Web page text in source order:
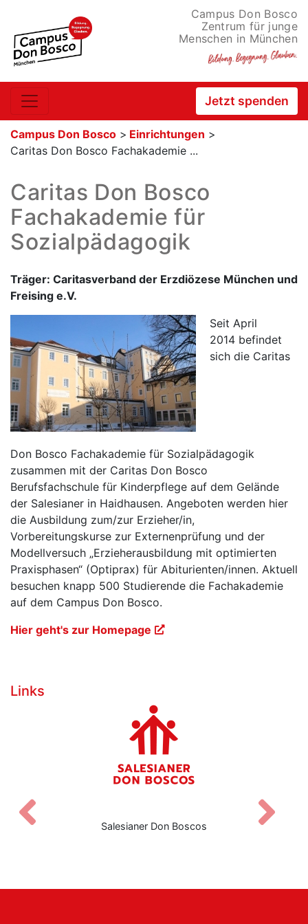
Campus Don Bosco
Zentrum für junge
Menschen in München
Jetzt spenden
Campus Don Bosco > Einrichtungen >
Caritas Don Bosco Fachakademie ...
Caritas Don Bosco
Fachakademie für
Sozialpädagogik
Träger: Caritasverband der Erzdiözese München und
Freising e.V.
Seit April
2014 befindet
sich die Caritas
Don Bosco Fachakademie für Sozialpädagogik
zusammen mit der Caritas Don Bosco
Berufsfachschule für Kinderpflege auf dem Gelände
der Salesianer in Haidhausen. Angeboten werden hier
die Ausbildung zum/zur Erzieher/in,
Vorbereitungskurse zur Externenprüfung und der
Modellversuch „Erzieherausbildung mit optimierten
Praxisphasen“ (Optiprax) für Abiturienten/innen. Aktuell
besuchen knapp 500 Studierende die Fachakademie
auf dem Campus Don Bosco.
Hier geht's zur Homepage
Links
Salesianer Don Boscos
Zurück